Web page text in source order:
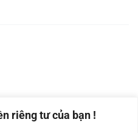
riêng tư của bạn !